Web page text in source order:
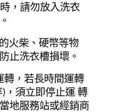
，請勿放入洗衣
火柴、硬幣等物
止洗衣槽損壞。
轉，若長時間運轉
，須立即停止運 轉
地服務站或經銷商